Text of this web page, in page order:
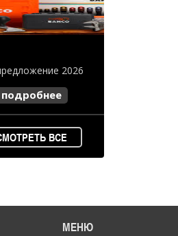
2026
подробнее
ВСЕ
МЕНЮ